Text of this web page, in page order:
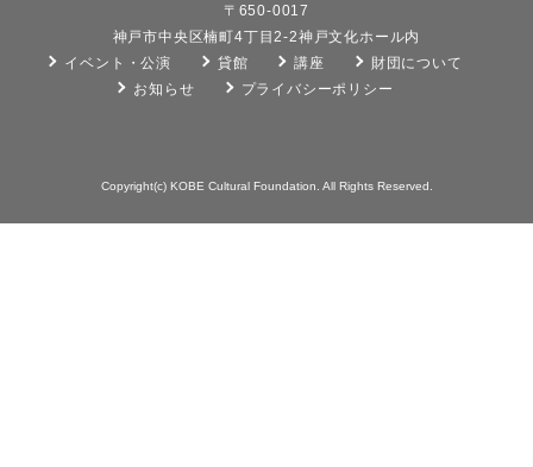
〒650-0017
神戸市中央区楠町4丁目2-2神戸文化ホール内
イベント・公演
貸館 講座
財団について
お知らせ
プライバシーポリシー
Copyright(c) KOBE Cultural Foundation. All Rights Reserved.